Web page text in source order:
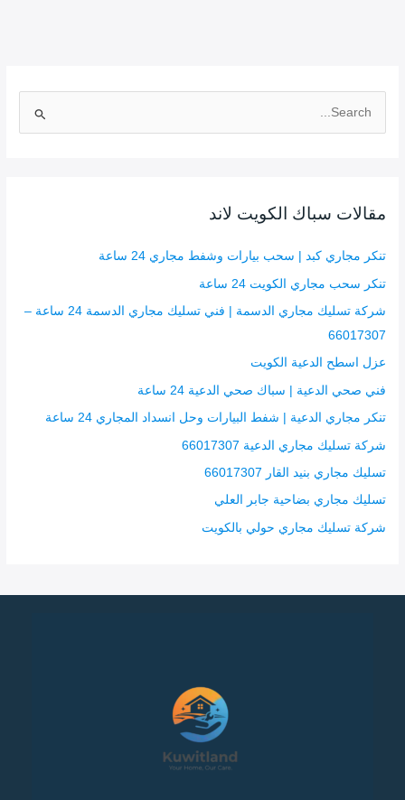
ع
ن
مقالات سباك الكويت لاند
تنكر مجاري كبد | سحب بيارات وشفط مجاري 24 ساعة
تنكر سحب مجاري الكويت 24 ساعة
شركة تسليك مجاري الدسمة | فني تسليك مجاري الدسمة 24 ساعة –
66017307
عزل اسطح الدعية الكويت
فني صحي الدعية | سباك صحي الدعية 24 ساعة
تنكر مجاري الدعية | شفط البيارات وحل انسداد المجاري 24 ساعة
شركة تسليك مجاري الدعية 66017307
تسليك مجاري بنيد القار 66017307
تسليك مجاري بضاحية جابر العلي
شركة تسليك مجاري حولي بالكويت